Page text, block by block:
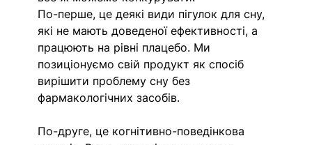
По-перше, це деякі види пігулок для сну,
які не мають доведеної ефективності, а
працюють на рівні плацебо. Ми
позиціонуємо свій продукт як спосіб
вирішити проблему сну без
фармакологічних засобів.
По-друге, це когнітивно-поведінкова